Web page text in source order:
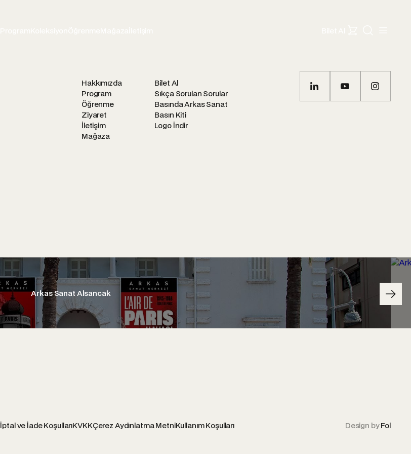
Hakkımızda
Program
Öğrenme
Ziyaret
İletişim
Mağaza
Bilet Al
Sıkça Sorulan Sorular
Basında Arkas Sanat
Basın Kiti
Logo İndir
Arkas Sanat Alsancak
İptal ve İade KoşullarıKVKKÇerez Aydınlatma MetniKullanım Koşulları Design byFol